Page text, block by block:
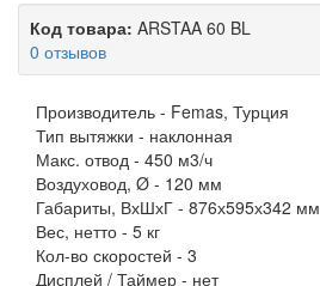
Код товара: ARSTAA 60 BL
0 отзывов
Производитель - Femas, Турция
Тип вытяжки - наклонная
Макс. отвод - 450 м3/ч
Воздуховод, Ø - 120 мм
Габариты, ВхШхГ - 876х595х342 мм
Вес, нетто - 5 кг
Кол-во скоростей - 3
Дисплей / Таймер - нет